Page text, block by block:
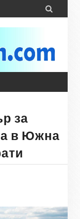

за
в Южна